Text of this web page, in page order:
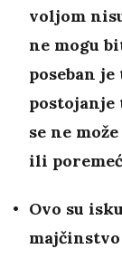
voljom
ne mogu
poseban
postojanje
se ne
ili
Ovo su
majčinstvo